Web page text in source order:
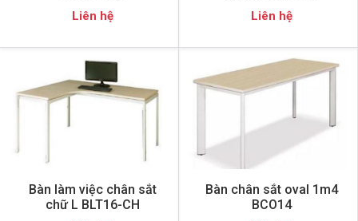
Liên hệ Liên hệ
Bàn làm việc chân sắt
chữ L BLT16-CH
Bàn chân sắt oval 1m4
BCO14